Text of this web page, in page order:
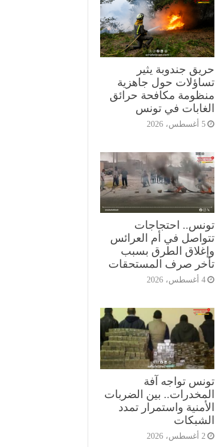
حريق جندوبة يثير
تساؤلات حول جاهزية
منظومة مكافحة حرائق
الغابات في تونس
5 أغسطس، 2026
تونس.. احتجاجات
تتواصل في أم العرائس
وإغلاق الطرق بسبب
تأخر صرف المستحقات
4 أغسطس، 2026
تونس تواجه آفة
المخدرات.. بين الضربات
الأمنية واستمرار تمدد
الشبكات
2 أغسطس، 2026